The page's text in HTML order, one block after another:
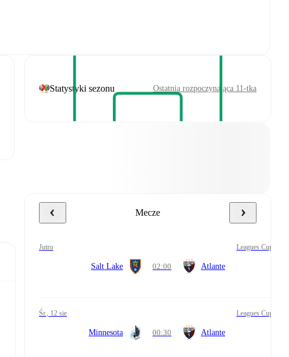
Statystyki sezonu Ostatnia rozpoczynająca 11-tka
Mecze
jutro Leagues Cup
Salt Lake 02:00 Atlante
śr., 12 sie Leagues Cup
Minnesota 00:30 Atlante